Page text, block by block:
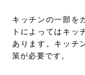
キッチンの一部を
トによってはキッ
あります。キッチ
策が必要です。